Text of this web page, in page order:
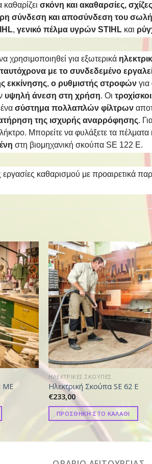
σκόνη και ακαθαρσίες,
σύνδεση και αποσύνδεση του
, γενικό πέλμα υγρών STIHL και
χρησιμοποιηθεί για εξωτερικά
ταυτόχρονα με το συνδεδεμένο
εκκίνησης, ο ρυθμιστής στροφών
υψηλή άνεση στη χρήση. Οι
σύστημα πολλαπλών φίλτρων
της ισχυρής αναρρόφησης.
Μπορείτε να φυλάξετε τα
στη βιομηχανική σκούπα SE 122 E.
καθαρισμού με προαιρετικά
ME
ΗΛΕΚΤΡΙΚΕΣ ΣΚΟΥΠΕΣ
Ηλεκτρική Σκούπα SE 62 E
€233,00
ΠΡΟΣΘΗΚΗ ΣΤΟ ΚΑΛΑΘΙ